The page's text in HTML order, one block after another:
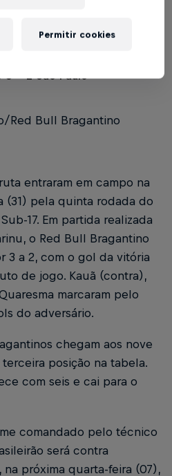
3 x 2 São Paulo
Red Bull Bragantino
entraram em campo na
(31) pela quinta rodada do
17. Em partida realizada
o Red Bull Bragantino
3 a 2, com o gol da vitória
de jogo. Kauã (contra),
marcaram pelo
do adversário.
chegam aos nove
posição na tabela.
com seis e cai para o
comandado pelo técnico
será contra
na próxima quarta-feira (07),
Permitir cookies